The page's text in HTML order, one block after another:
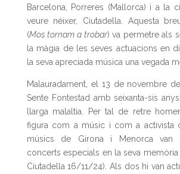
Barcelona, Porreres (Mallorca) i a la
veure néixer, Ciutadella. Aquesta
(Mos tornam a trobar) va permetre als
la màgia de les seves actuacions en
la seva apreciada música una vegada
Malauradament, el 13 de novembre
Sente Fontestad amb seixanta-sis
llarga malaltia. Per tal de retre
figura com a músic i com a activista
músics de Girona i Menorca van
concerts especials en la seva
Ciutadella 16/11/24). Als dos hi van